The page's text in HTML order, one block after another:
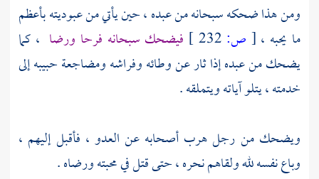
ومن هذا ضحكه سبحانه من عبده ، حين يأتي من عبوديته بأعظم
ما يحبه ، [ ص: فيضحك سبحانه فرحا ورضا ، كما
يضحك من عبده إذا ثار عن وطائه وفراشه ومضاجعة حبيبه إلى
خدمته ، يتلو آياته ويتملقه .
ويضحك من رجل هرب أصحابه عن العدو ، فأقبل إليهم ،
وباع نفسه لله ولقاهم نحره ، حتى قتل في محبته ورضاه .